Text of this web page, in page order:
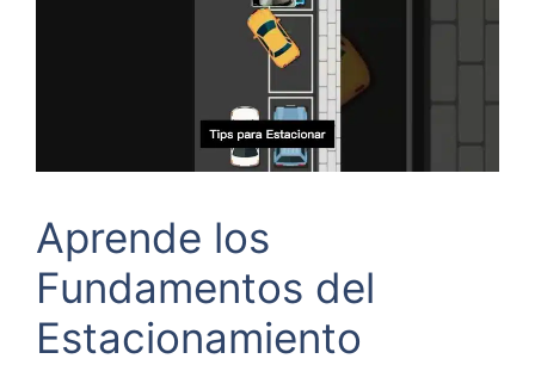
Aprende los
Fundamentos del
Estacionamiento